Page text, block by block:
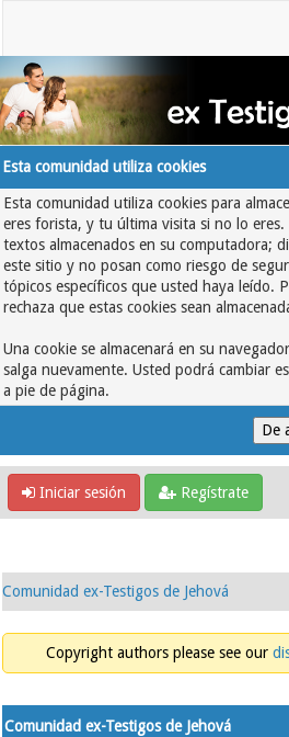
Esta comunidad utiliza cookies
Esta comunidad utiliza cookies para
eres forista, y tu última visita si no lo eres.
textos almacenados en su computadora;
este sitio y no posan como riesgo de
tópicos específicos que usted haya leído.
rechaza que estas cookies sean
Una cookie se almacenará en su
salga nuevamente. Usted podrá cambiar
a pie de página.
Iniciar sesión Regístrate
Comunidad ex-Testigos de Jehová
Copyright authors please see our
Comunidad ex-Testigos de Jehová